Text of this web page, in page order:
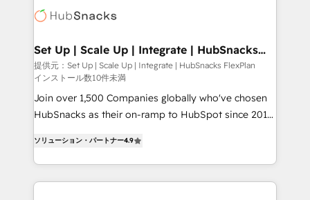
HubSpot COS Performance Award 🏆2014 HubSpot
COS Design Award 🏆2013 HubSpot Marketplace
Partner 📆Founded in 1997
HubSpot development: websites, custom modules,
marketing, advertising, campaigns, content and
design We connect people, data and technology to
improve customer experiences. With our bright
people, exciting ideas and can-do mentality, we
ensure revenue growth on a daily basis. So tell us
team of 100+ experts is ready for you! Driving digital
growth | www.brightdigital.com
Set Up | Scale Up | Integrate | HubSnacks
FlexPlan
提供元：Set Up | Scale Up | Integrate | HubSnacks FlexPlan
インストール数10件未満
Join over 1,500 Companies globally who've chosen
HubSnacks as their on-ramp to HubSpot since 2014
1️⃣ Set Up | Onboarding New or Check-fixing existing
HubSpot portals 2️⃣ Scale Up | 100% HubSpot Task
Execution... Global 24/7 ... All Experts 3️⃣ Integrate |
ソリューション・パートナー4.9